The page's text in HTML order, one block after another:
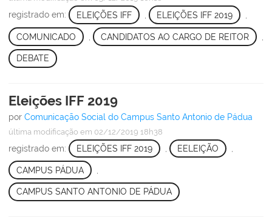
registrado em: ELEIÇÕES IFF ELEIÇÕES IFF 2019
COMUNICADO CANDIDATOS AO CARGO DE REITOR
DEBATE
Eleições IFF 2019
por Comunicação Social do Campus Santo Antonio de Pádua
última modificação em 02/12/2019 18h38
registrado em: ELEIÇÕES IFF 2019 EELEIÇÃO
CAMPUS PÁDUA
CAMPUS SANTO ANTONIO DE PÁDUA